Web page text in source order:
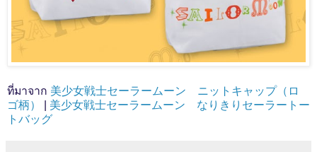
ที่มาจาก 美少女戦士セーラームーン ニットキャップ（ロ
ゴ柄）
美少女戦士セーラームーン なりきりセーラートー
トバッグ